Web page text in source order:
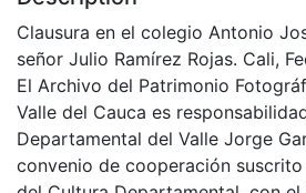
Clausura en el colegio Antonio
señor Julio Ramírez Rojas. Cali,
El Archivo del Patrimonio
Valle del Cauca es
Departamental del Valle Jorge
convenio de cooperación